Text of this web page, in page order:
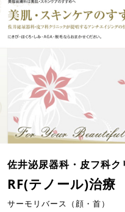
佐井泌尿器科・皮フ科ク
RF(テノール)治療
サーモリバース（顔・首）